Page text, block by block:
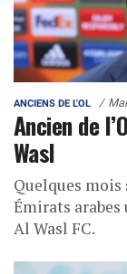
ANCIENS DE L'OL
Ancien de
Wasl
Quelques mois
Émirats arabes
Al Wasl FC.